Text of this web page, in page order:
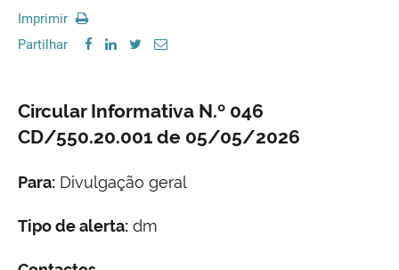
Imprimir
Partilhar
Circular Informativa N.º 046
CD/550.20.001 de 05/05/2026
Para: Divulgação geral
Tipo de alerta: dm